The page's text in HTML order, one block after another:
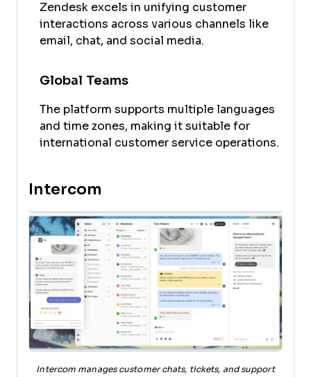
Zendesk excels in unifying customer
interactions across various channels like
email, chat, and social media.
Global Teams
The platform supports multiple languages
and time zones, making it suitable for
international customer service operations.
Intercom
Intercom manages customer chats, tickets, and support